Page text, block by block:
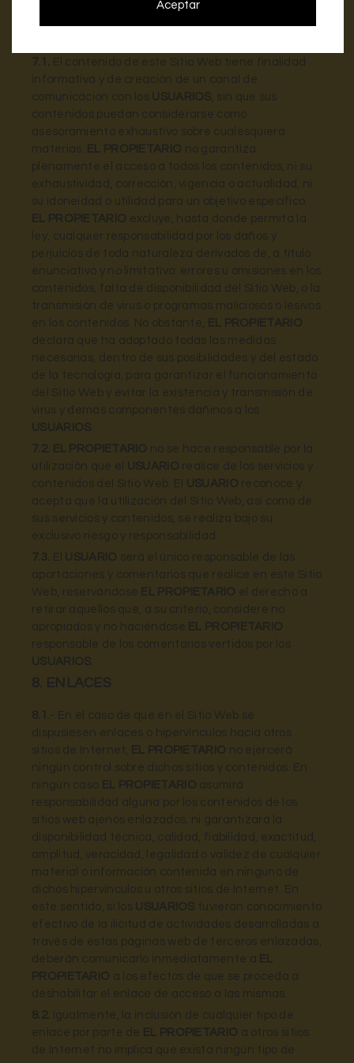
7. EXCLUSIÓN DE GARANTÍAS Y
RESPONSABILIDAD
7.1. El contenido de este Sitio Web tiene finalidad
informativa y de creación de un canal de
comunicación con los USUARIOS, sin que sus
contenidos puedan considerarse como
asesoramiento exhaustivo sobre cualesquiera
materias. EL PROPIETARIO no garantiza
plenamente el acceso a todos los contenidos, ni su
exhaustividad, corrección, vigencia o actualidad, ni
su idoneidad o utilidad para un objetivo específico.
EL PROPIETARIO excluye, hasta donde permita la
ley, cualquier responsabilidad por los daños y
perjuicios de toda naturaleza derivados de, a título
enunciativo y no limitativo: errores u omisiones en los
contenidos, falta de disponibilidad del Sitio Web, o la
transmisión de virus o programas maliciosos o lesivos
en los contenidos. No obstante, EL PROPIETARIO
declara que ha adoptado todas las medidas
necesarias, dentro de sus posibilidades y del estado
de la tecnología, para garantizar el funcionamiento
del Sitio Web y evitar la existencia y transmisión de
virus y demás componentes dañinos a los
USUARIOS.
7.2. EL PROPIETARIO no se hace responsable por la
utilización que el USUARIO realice de los servicios y
contenidos del Sitio Web. El USUARIO reconoce y
acepta que la utilización del Sitio Web, así como de
sus servicios y contenidos, se realiza bajo su
exclusivo riesgo y responsabilidad.
7.3. El USUARIO será el único responsable de las
aportaciones y comentarios que realice en este Sitio
Web, reservándose EL PROPIETARIO el derecho a
retirar aquellos que, a su criterio, considere no
apropiados y no haciéndose EL PROPIETARIO
responsable de los comentarios vertidos por los
USUARIOS.
8. ENLACES
8.1 .- En el caso de que en el Sitio Web se
dispusiesen enlaces o hipervínculos hacia otros
sitios de Internet, EL PROPIETARIO no ejercerá
ningún control sobre dichos sitios y contenidos. En
ningún caso
EL PROPIETARIO asumirá
responsabilidad alguna por los contenidos de los
sitios web ajenos enlazados, ni garantizará la
disponibilidad técnica, calidad, fiabilidad, exactitud,
amplitud, veracidad, legalidad o validez de cualquier
material o información contenida en ninguno de
dichos hipervínculos u otros sitios de Internet. En
este sentido, si los USUARIOS tuvieran conocimiento
efectivo de la ilicitud de actividades desarrolladas a
través de estas páginas web de terceros enlazadas,
deberán comunicarlo inmediatamente a EL
PROPIETARIO a los efectos de que se proceda a
deshabilitar el enlace de acceso a las mismas.
8.2. Igualmente, la inclusión de cualquier tipo de
enlace por parte de EL PROPIETARIO a otros sitios
de Internet no implica que exista ningún tipo de
Aceptar